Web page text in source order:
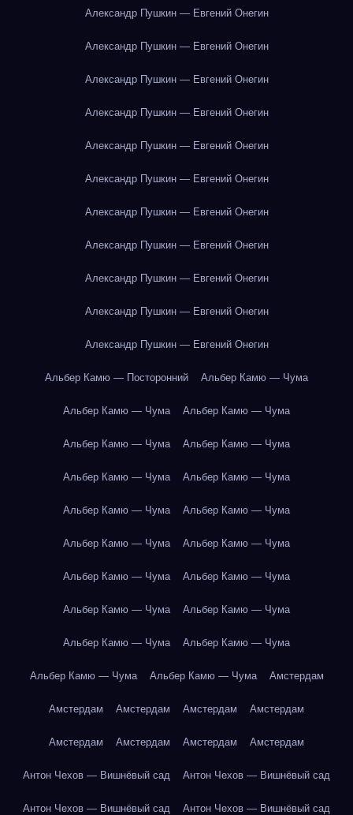
Александр Пушкин — Евгений Онегин
Александр Пушкин — Евгений Онегин
Александр Пушкин — Евгений Онегин
Александр Пушкин — Евгений Онегин
Александр Пушкин — Евгений Онегин
Александр Пушкин — Евгений Онегин
Александр Пушкин — Евгений Онегин
Александр Пушкин — Евгений Онегин
Александр Пушкин — Евгений Онегин
Александр Пушкин — Евгений Онегин
Александр Пушкин — Евгений Онегин
Альбер Камю — Посторонний Альбер Камю — Чума
Альбер Камю — Чума Альбер Камю — Чума
Альбер Камю — Чума Альбер Камю — Чума
Альбер Камю — Чума Альбер Камю — Чума
Альбер Камю — Чума Альбер Камю — Чума
Альбер Камю — Чума Альбер Камю — Чума
Альбер Камю — Чума Альбер Камю — Чума
Альбер Камю — Чума Альбер Камю — Чума
Альбер Камю — Чума Альбер Камю — Чума
Альбер Камю — Чума Альбер Камю — Чума Амстердам
Амстердам Амстердам Амстердам Амстердам
Амстердам Амстердам Амстердам Амстердам
Антон Чехов — Вишнёвый сад Антон Чехов — Вишнёвый сад
Антон Чехов — Вишнёвый сад Антон Чехов — Вишнёвый сад